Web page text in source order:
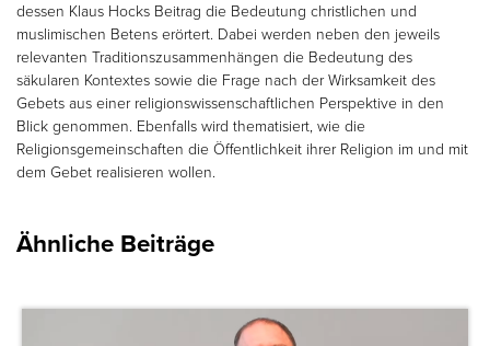
dessen Klaus Hocks Beitrag die Bedeutung christlichen und
muslimischen Betens erörtert. Dabei werden neben den jeweils
relevanten Traditionszusammenhängen die Bedeutung des
säkularen Kontextes sowie die Frage nach der Wirksamkeit des
Gebets aus einer religionswissenschaftlichen Perspektive in den
Blick genommen. Ebenfalls wird thematisiert, wie die
Religionsgemeinschaften die Öffentlichkeit ihrer Religion im und mit
dem Gebet realisieren wollen.
Ähnliche Beiträge